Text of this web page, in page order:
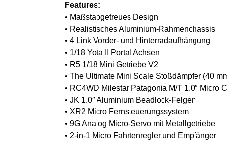
Features:
• Maßstabgetreues Design
• Realistisches Aluminium-Rahmenchassis
• 4 Link Vorder- und Hinterradaufhängung
• 1/18 Yota II Portal Achsen
• R5 1/18 Mini Getriebe V2
• The Ultimate Mini Scale Stoßdämpfer (40
• RC4WD Milestar Patagonia M/T 1.0″ Micro
• JK 1.0″ Aluminium Beadlock-Felgen
• XR2 Micro Fernsteuerungssystem
• 9G Analog Micro-Servo mit Metallgetriebe
• 2-in-1 Micro Fahrtenregler und Empfänger